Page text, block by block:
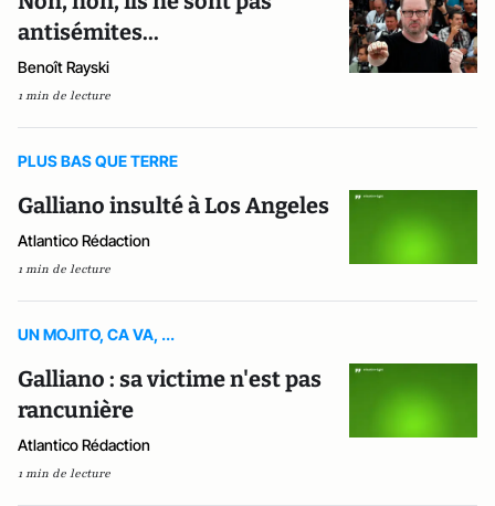
antisémites...
Benoît Rayski
1 min de lecture
PLUS BAS QUE TERRE
Galliano insulté à Los Angeles
Atlantico Rédaction
1 min de lecture
UN MOJITO, CA VA, ...
Galliano : sa victime n'est pas
rancunière
Atlantico Rédaction
1 min de lecture